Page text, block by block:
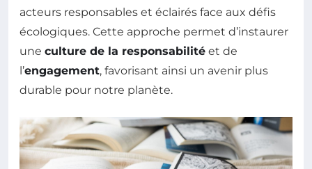
acteurs responsables et éclairés face aux défis
écologiques. Cette approche permet d’instaurer
une culture de la responsabilité et de
l’engagement, favorisant ainsi un avenir plus
durable pour notre planète.